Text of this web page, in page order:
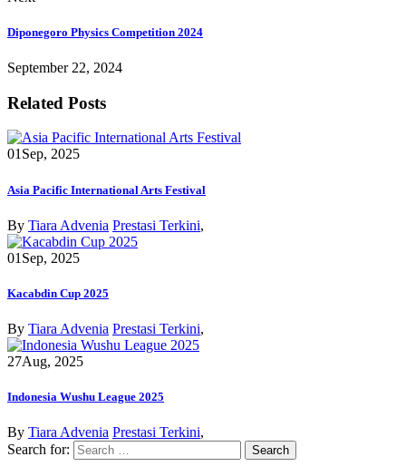
Diponegoro Physics Competition 2024
September 22, 2024
Related Posts
01 Sep, 2025
Asia Pacific International Arts Festival
By Tiara Advenia Prestasi Terkini,
01 Sep, 2025
Kacabdin Cup 2025
By Tiara Advenia Prestasi Terkini,
27Aug, 2025
Indonesia Wushu League 2025
By Tiara Advenia Prestasi Terkini,
Search for: